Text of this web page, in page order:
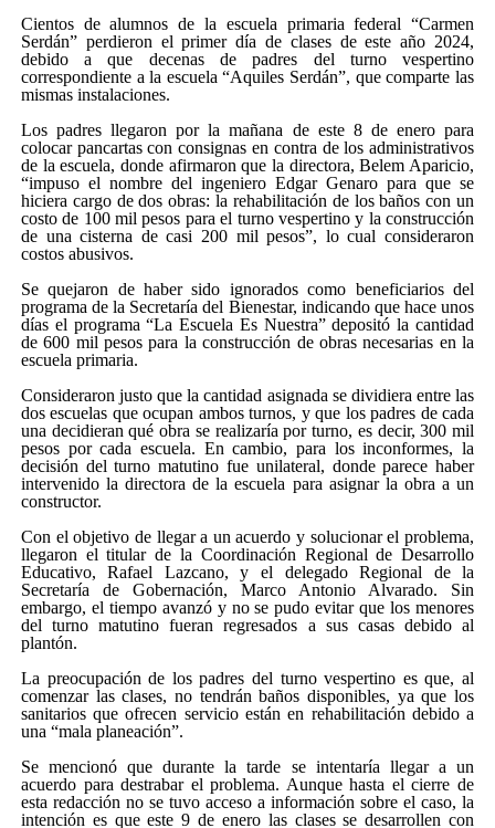
Cientos de alumnos de la escuela primaria federal “Carmen
Serdán” perdieron el primer día de clases de este año 2024,
debido a que decenas de padres del turno vespertino
correspondiente a la escuela “Aquiles Serdán”, que comparte las
mismas instalaciones.
Los padres llegaron por la mañana de este 8 de enero para
colocar pancartas con consignas en contra de los administrativos
de la escuela, donde afirmaron que la directora, Belem Aparicio,
“impuso el nombre del ingeniero Edgar Genaro para que se
hiciera cargo de dos obras: la rehabilitación de los baños con un
costo de 100 mil pesos para el turno vespertino y la construcción
de una cisterna de casi 200 mil pesos”, lo cual consideraron
costos abusivos.
Se quejaron de haber sido ignorados como beneficiarios del
programa de la Secretaría del Bienestar, indicando que hace unos
días el programa “La Escuela Es Nuestra” depositó la cantidad
de 600 mil pesos para la construcción de obras necesarias en la
escuela primaria.
Consideraron justo que la cantidad asignada se dividiera entre las
dos escuelas que ocupan ambos turnos, y que los padres de cada
una decidieran qué obra se realizaría por turno, es decir, 300 mil
pesos por cada escuela. En cambio, para los inconformes, la
decisión del turno matutino fue unilateral, donde parece haber
intervenido la directora de la escuela para asignar la obra a un
constructor.
Con el objetivo de llegar a un acuerdo y solucionar el problema,
llegaron el titular de la Coordinación Regional de Desarrollo
Educativo, Rafael Lazcano, y el delegado Regional de la
Secretaría de Gobernación, Marco Antonio Alvarado. Sin
embargo, el tiempo avanzó y no se pudo evitar que los menores
del turno matutino fueran regresados a sus casas debido al
plantón.
La preocupación de los padres del turno vespertino es que, al
comenzar las clases, no tendrán baños disponibles, ya que los
sanitarios que ofrecen servicio están en rehabilitación debido a
una “mala planeación”.
Se mencionó que durante la tarde se intentaría llegar a un
acuerdo para destrabar el problema. Aunque hasta el cierre de
esta redacción no se tuvo acceso a información sobre el caso, la
intención es que este 9 de enero las clases se desarrollen con